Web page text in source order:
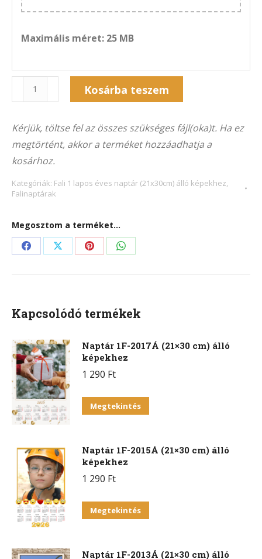
Maximális méret: 25 MB
Naptár
1F-
(21×30
cm)
álló
képekhez
mennyiség
Kosárba teszem
Kérjük, töltse fel az összes szükséges fájl(oka)t. Ha ez
megtörtént, akkor a terméket hozzáadhatja a
kosárhoz.
Kategóriák: Fali 1 lapos éves naptár (21x30cm) álló képekhez,
Falinaptárak
Megosztom a terméket...
Share
on
Share
on
Share
on
Share
on
Kapcsolódó termékek
Naptár 1F-2017Á (21×30 cm) álló
képekhez
1 290 Ft
Megtekintés
Naptár 1F-2015Á (21×30 cm) álló
képekhez
1 290 Ft
Megtekintés
Naptár 1F-2013Á (21×30 cm) álló